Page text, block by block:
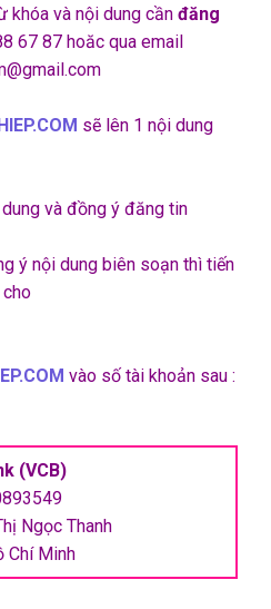
khóa và nội dung cần đăng
67 87 hoăc qua email
sẽ lên 1 nội dung
và đồng ý đăng tin
ý nội dung biên soạn thì tiến
cho
vào số tài khoản sau :
(VCB)
Ngọc Thanh
Chí Minh